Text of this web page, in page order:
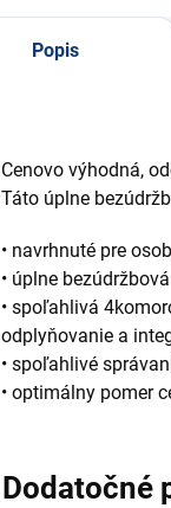
Popis
Cenovo výhodná,
Táto úplne
• navrhnuté pre
• úplne
• spoľahlivá
odplyňovanie a
• spoľahlivé
• optimálny pomer
Dodatočné